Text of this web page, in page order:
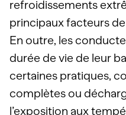
refroidissements
principaux facteurs
En outre, les
durée de vie de leur
certaines pratiques,
complètes ou
l’exposition aux